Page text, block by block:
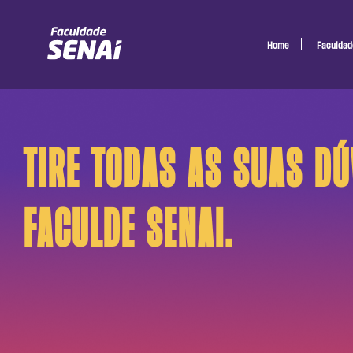
Home
TIRE TODAS AS SUAS
FACULDE SENAI.